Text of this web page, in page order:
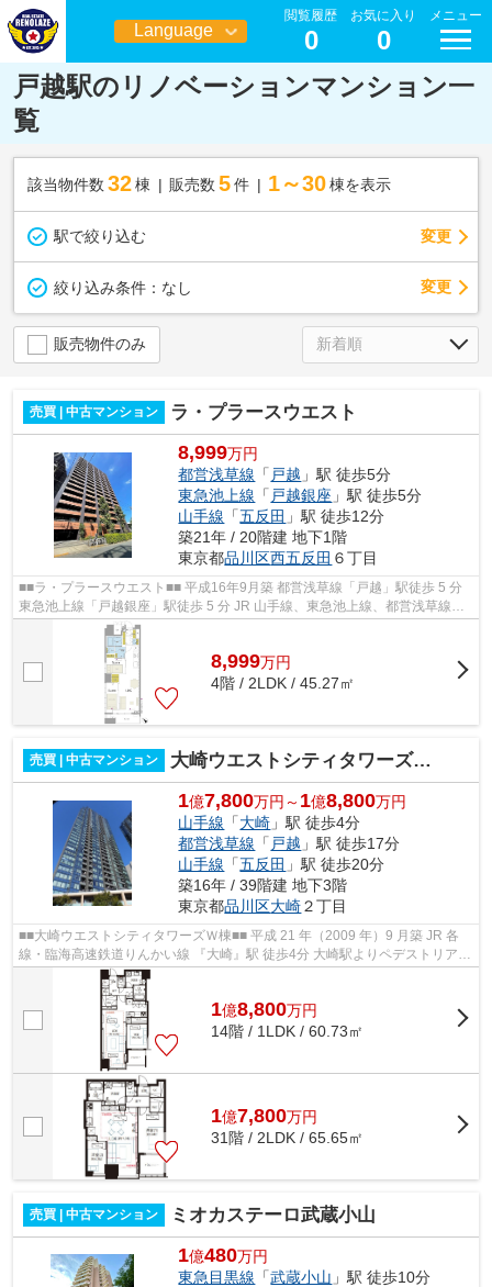
Language
日本語
閲覧履歴
0
お気に入り
0
メニュー
戸越駅のリノベーションマンション一
覧
該当物件数 32棟 販売数 5 件 1～30 棟を表示
駅で絞り込む 変更
絞り込み条件： なし 変更
販売物件のみ
売買 | 中古マンション ラ・プラースウエスト
8,999万円
都営浅草線 「 戸越 」駅 徒歩5分
東急池上線 「 戸越銀座 」駅 徒歩5分
山手線 「五反田 」駅 徒歩12分
築21年 / 20階建 地下1階
東京都品川区西五反田 ６丁目
■■ラ・プラースウエスト■■ 平成16年9月築 都営浅草線「戸越」駅徒歩 5 分
東急池上線「戸越銀座」駅徒歩 5 分 JR 山手線、東急池上線、都営浅草線
「五反田」駅徒歩12 分 JR 山手線、...
8,999万円
4階 / 2LDK / 45.27㎡
売買 | 中古マンション 大崎ウエストシティタワーズW棟
1億7,800万円～ 1億8,800万円
山手線 「大崎 」駅 徒歩4分
都営浅草線 「 戸越 」駅 徒歩17分
山手線 「五反田 」駅 徒歩20分
築16年 / 39階建 地下3階
東京都品川区大崎２丁目
■■大崎ウエストシティタワーズＷ棟■■ 平成 21 年（2009 年）9 月築 JR 各
線・臨海高速鉄道りんかい線 『大崎』駅 徒歩4分 大崎駅よりペデストリアン
デッキで直結×総戸数1084戸のツ...
1億8,800万円
14階 / 1LDK / 60.73㎡
1億7,800万円
31階 / 2LDK / 65.65㎡
売買 | 中古マンション ミオカステーロ武蔵小山
1億480万円
東急目黒線 「武蔵小山 」駅 徒歩10分